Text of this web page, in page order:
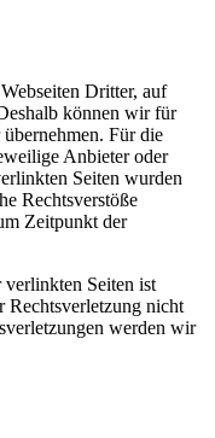
Dritter, auf
können wir für
Für die
Anbieter oder
Seiten wurden
Rechtsverstöße
Zeitpunkt der
Seiten ist
Rechtsverletzung nicht
werden wir